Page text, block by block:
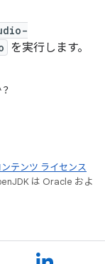
を実行します。
ンテンツ ライセンス
は Oracle およ